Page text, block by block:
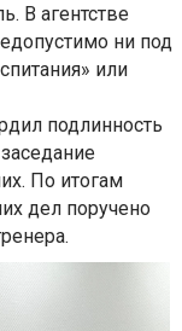
В агентстве
ни под
или
подлинность
По итогам
дел поручено